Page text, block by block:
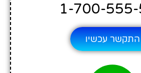
1-700-
התקשר עכשיו